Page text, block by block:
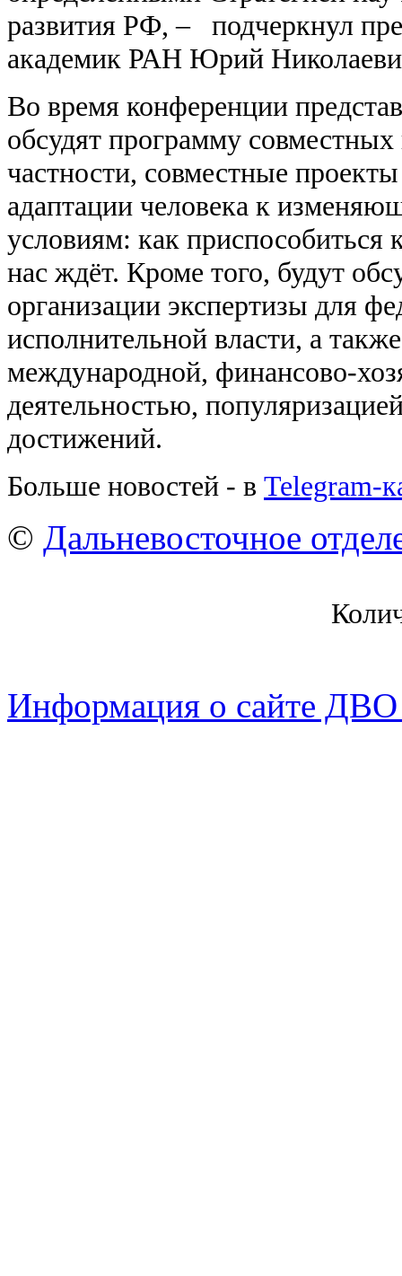
развития РФ, – подчеркнул
академик РАН Юрий
Во время конференции
обсудят программу совместных
частности, совместные
адаптации человека к
условиям: как
нас ждёт. Кроме того, будут
организации экспертизы для
исполнительной власти, а
международной, финансово-
деятельностью,
достижений.
Больше новостей - в Telegram-
© Дальневосточное
Информация о сайте